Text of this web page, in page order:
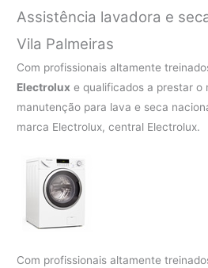
Assistência lavadora e
Vila Palmeiras
Com profissionais altamente
Electrolux e qualificados a prestar o
manutenção para lava e seca
marca Electrolux, central Electrolux.
Com profissionais altamente